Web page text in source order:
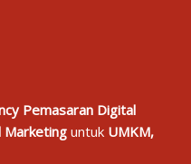
Pemasaran Digital
Marketinguntuk UMKM,